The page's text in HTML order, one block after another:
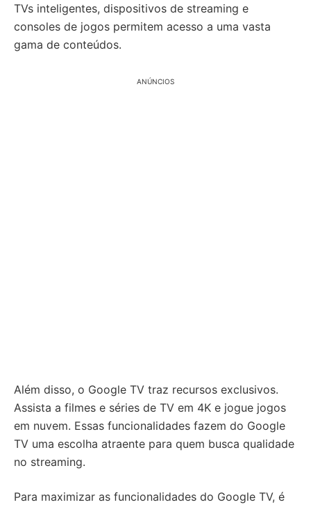
TVs inteligentes, dispositivos de streaming e
consoles de jogos permitem acesso a uma vasta
gama de conteúdos.
ANÚNCIOS
Além disso, o Google TV traz recursos exclusivos.
Assista a filmes e séries de TV em 4K e jogue jogos
em nuvem. Essas funcionalidades fazem do Google
TV uma escolha atraente para quem busca qualidade
no streaming.
Para maximizar as funcionalidades do Google TV, é